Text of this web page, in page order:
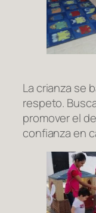
La crianza se
respeto.
promover el
confianza en